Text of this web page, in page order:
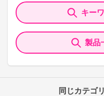
キー
製品
同じカテゴ